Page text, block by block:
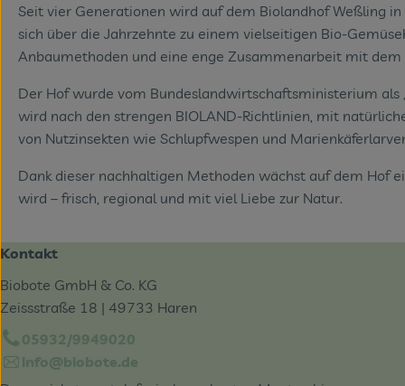
Seit vier Generationen wird auf dem Biolandhof Weßling
sich über die Jahrzehnte zu einem vielseitigen Bio-
Anbaumethoden und eine enge Zusammenarbeit mit
Der Hof wurde vom Bundeslandwirtschaftsministerium als
wird nach den strengen BIOLAND-Richtlinien, mit
von Nutzinsekten wie Schlupfwespen und
Dank dieser nachhaltigen Methoden wächst auf dem Hof
wird – frisch, regional und mit viel Liebe zur Natur.
Kontakt
Biobote GmbH & Co. KG
Zeissstraße 18 | 49733 Haren
05932/9949020
info@biobote.de